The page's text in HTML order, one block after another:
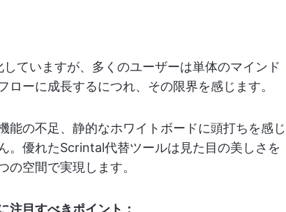
ていますが、多くのユーザーは単体のマインド
ーに成長するにつれ、その限界を感じます。
能の不足、静的なホワイトボードに頭打ちを感じ
。優れたScrintal代替ツールは見た目の美しさを
の空間で実現します。
注目すべきポイント：